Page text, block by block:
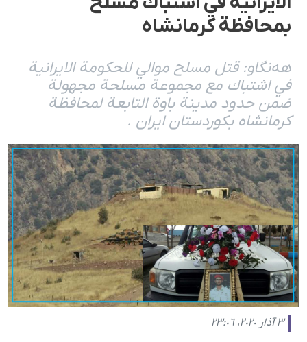
بمحافظة كرمانشاه
هەنگاو: قتل مسلح موالي للحكومة الايرانية
في اشتباك مع مجموعة مسلحة مجهولة
ضمن حدود مدينة باوة التابعة لمحافظة
كرمانشاه بكوردستان ايران .
٣ آذار ٢٠٢٠، ٢٣:٠٦